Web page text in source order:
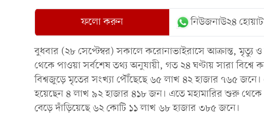
ফলো করুন নিউজনাউ২৪
বুধবার (২৮ সেপ্টেম্বর) সকালে করোনাভাইরাসে আক্রান্ত, মৃত্যু ও
থেকে পাওয়া সর্বশেষ তথ্য অনুযায়ী, গত ২৪ ঘণ্টায় সারা
বিশ্বজুড়ে মৃতের সংখ্যা পৌঁছেছে ৬৫ লাখ ৪২ হাজার ৭৬৫
হয়েছেন ৪ লাখ ৯২ হাজার ৪১৮ জন। এতে মহামারির শুরু থেকে
বেড়ে দাঁড়িয়েছে ৬২ কোটি ১১ লাখ ৬৮ হাজার ৩৮৫ জনে।